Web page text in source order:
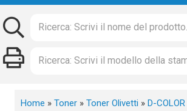
Home » Toner » Toner Olivetti » D-